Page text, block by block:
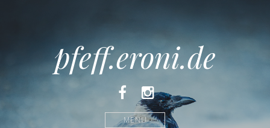
pfeff.eroni.de
FacebookInstagram
MENÜ